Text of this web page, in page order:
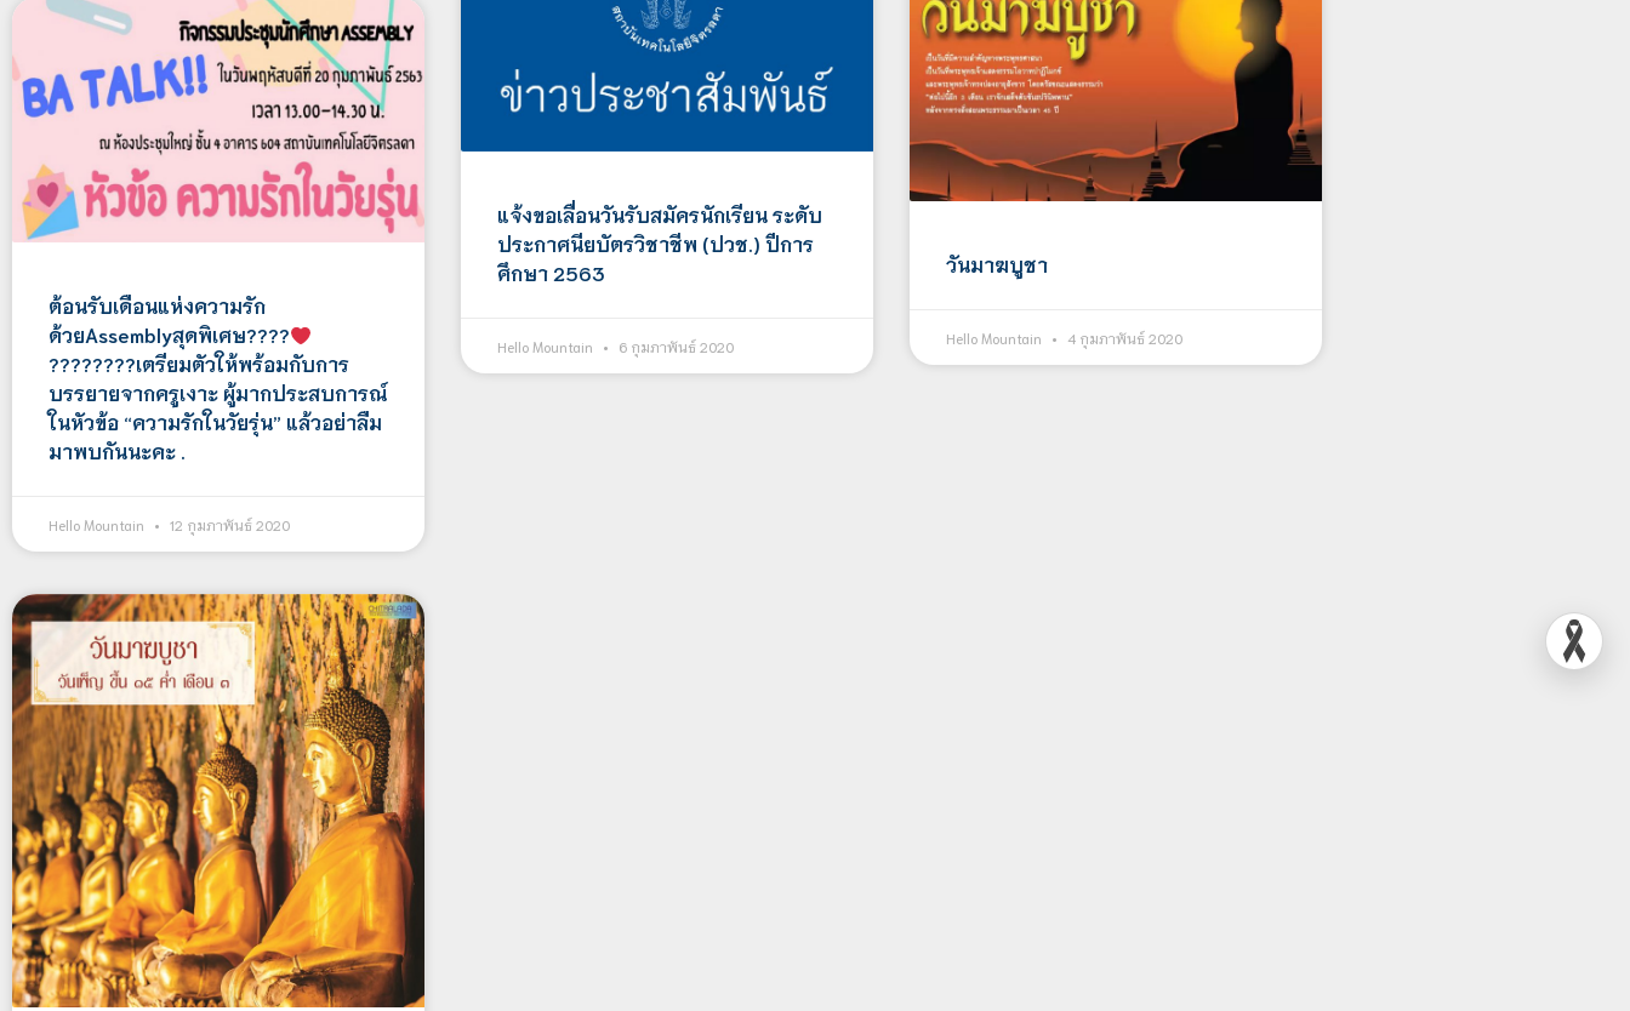
ต้อนรับเดือนแห่งความรัก
ด้วยAssemblyสุดพิเศษ????
????????เตรียมตัวให้พร้อมกับการ
บรรยายจากครูเงาะ ผู้มากประสบการณ์
ในหัวข้อ “ความรักในวัยรุ่น” แล้วอย่าลืม
มาพบกันนะคะ .
Hello Mountain 12 กุมภาพันธ์ 2020
แจ้งขอเลื่อนวันรับสมัครนักเรียน ระดับ
ประกาศนียบัตรวิชาชีพ (ปวช.) ปีการ
ศึกษา 2563
Hello Mountain 6 กุมภาพันธ์ 2020
วันมาฆบูชา
Hello Mountain 4 กุมภาพันธ์ 2020